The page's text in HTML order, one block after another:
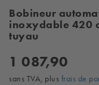
Bobineur
inoxydable 420
tuyau
1 087,90
sans TVA, plus frais de